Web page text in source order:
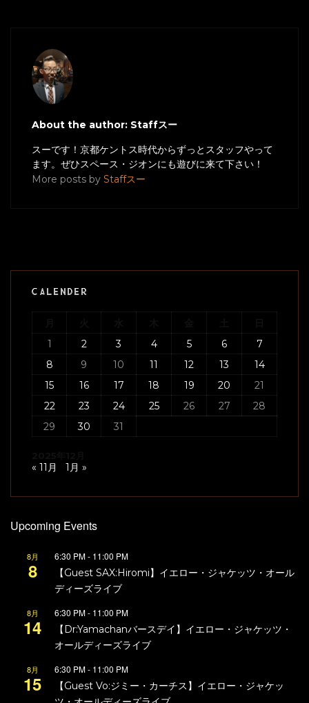
About the author: Staffスー
スーです！京都ケントス時代からずっとスタッフやって
ます。ぜひスペース・ジオンにも遊びに来て下さい！
More posts by Staffスー
CALENDER
1
2 3 4 5 6
7
8
9 10 11 12 13
14
15
16 17 18 19 20
21
22
23 24 25 26 27
28
29
30 31
« 11月 1月 »
Upcoming Events
8月
8
6:30 PM- 11:00 PM
【Guest SAX:Hiromi】イエロー・ジャケッツ・オール
ディーズライブ
8月
14
6:30 PM- 11:00 PM
【Dr:Yamachanバースデイ】イエロー・ジャケッツ・
オールディーズライブ
8月
15
6:30 PM- 11:00 PM
【Guest Vo:ジミー・カーチス】イエロー・ジャケッ